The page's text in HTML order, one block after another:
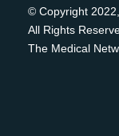
© Copyright
All Rights
The Medical